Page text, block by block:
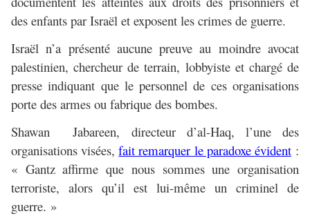
des enfants par Israël et exposent les crimes de guerre.
Israël n’a présenté aucune preuve au moindre avocat
palestinien, chercheur de terrain, lobbyiste et chargé de
presse indiquant que le personnel de ces organisations
porte des armes ou fabrique des bombes.
Shawan Jabareen, directeur d’al-Haq, l’une des
organisations visées,fait remarquer le paradoxe évident:
« Gantz affirme que nous sommes une organisation
terroriste, alors qu’il est lui-même un criminel de
guerre. »